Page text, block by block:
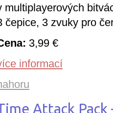
multiplayerových
čepice, 3 zvuky pro
3,99 €
informací
Attack Pack